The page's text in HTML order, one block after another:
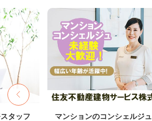
タッフ マンションのコンシェルジュ